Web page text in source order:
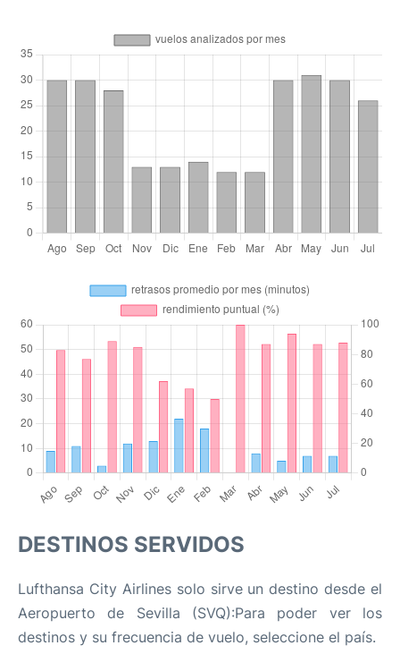
DESTINOS SERVIDOS
Lufthansa City Airlines solo sirve un destino desde el
Aeropuerto de Sevilla (SVQ):Para poder ver los
destinos y su frecuencia de vuelo, seleccione el país.